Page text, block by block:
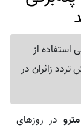
استفاده از
تردد زائران در
مترو در روزهای